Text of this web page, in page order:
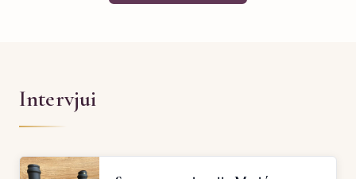
Intervjui